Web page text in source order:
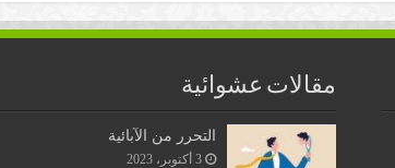
مقالات عشوائية
التحرر من الآبائية
3 أكتوبر، 2023